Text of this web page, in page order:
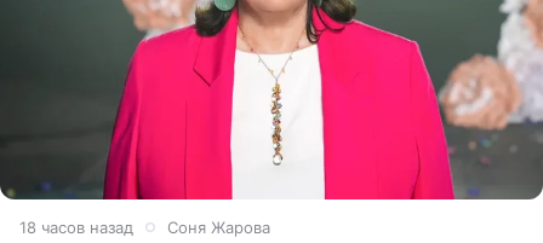
18 часов назад Соня Жарова